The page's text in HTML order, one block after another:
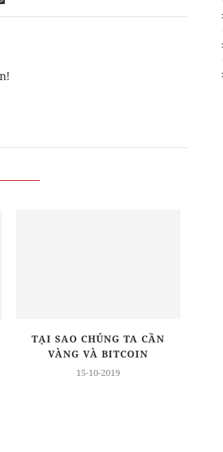
TẠI SAO CHÚNG TA CẦN
VÀNG VÀ BITCOIN
15-10-2019